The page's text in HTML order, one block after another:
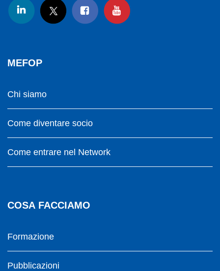
MEFOP
Chi siamo
Come diventare socio
Come entrare nel Network
COSA FACCIAMO
Formazione
Pubblicazioni